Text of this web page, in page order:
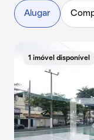
Alugar
1 imóvel disponível